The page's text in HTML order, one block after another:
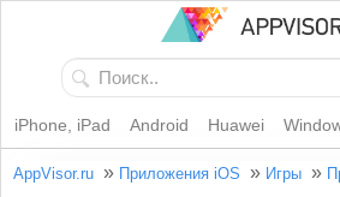
iPhone, iPad Android Huawei
AppVisor.ru » Приложения iOS » Игры »